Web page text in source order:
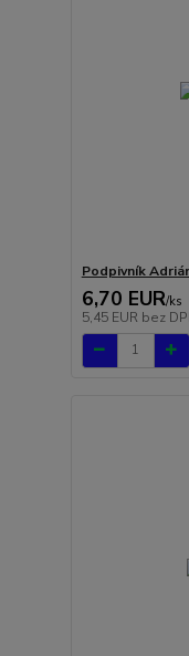
Podpivník
6,70 EUR/ks
5,45 EUR bez